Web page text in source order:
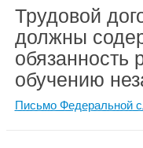
Трудовой
должны
обязанность
обучению
Письмо Федеральной